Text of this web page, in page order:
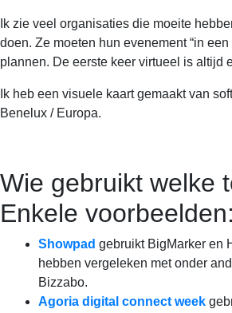
Ik zie veel organisaties die moeite
doen. Ze moeten hun evenement “in
plannen. De eerste keer virtueel is altijd
Ik heb een visuele kaart gemaakt van
Benelux / Europa.
Wie gebruikt welke
Enkele voorbeelden:
Showpad gebruikt BigMarker en
hebben vergeleken met onder
Bizzabo.
Agoria digital connect week